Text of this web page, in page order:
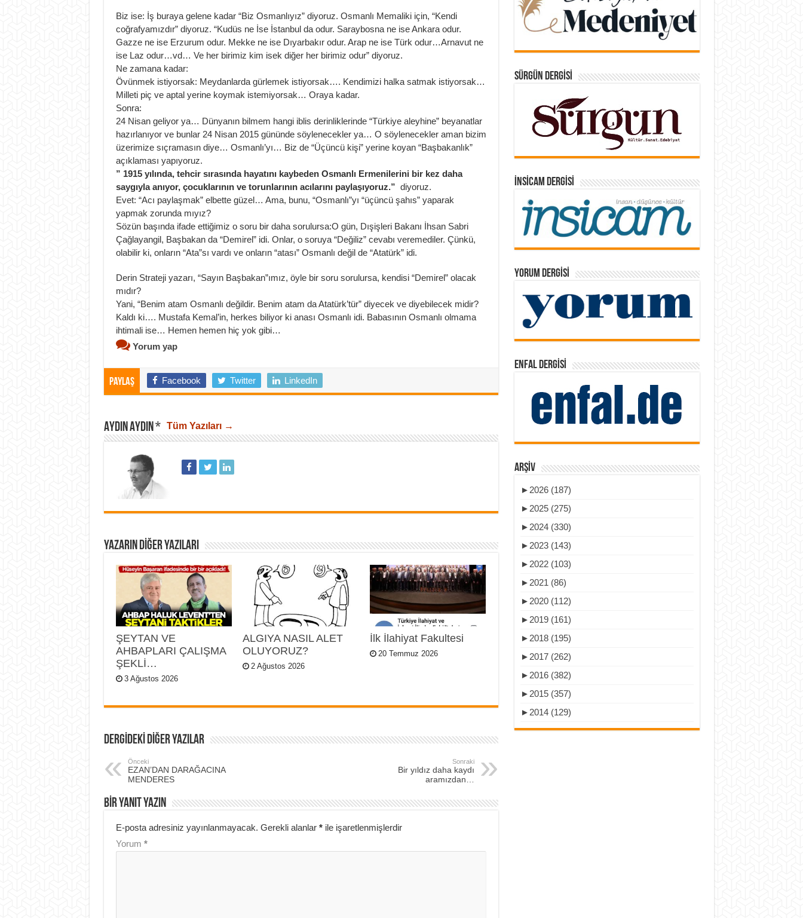
Biz ise: İş buraya gelene kadar “Biz Osmanlıyız” diyoruz. Osmanlı Memaliki için, “Kendi
coğrafyamızdır” diyoruz. “Kudüs ne İse İstanbul da odur. Saraybosna ne ise Ankara odur.
Gazze ne ise Erzurum odur. Mekke ne ise Dıyarbakır odur. Arap ne ise Türk odur…Arnavut ne
ise Laz odur…vd… Ve her birimiz kim isek diğer her birimiz odur” diyoruz.
Ne zamana kadar:
Övünmek istiyorsak: Meydanlarda gürlemek istiyorsak…. Kendimizi halka satmak istiyorsak…
Milleti piç ve aptal yerine koymak istemiyorsak… Oraya kadar.
Sonra:
24 Nisan geliyor ya… Dünyanın bilmem hangi iblis derinliklerinde “Türkiye aleyhine” beyanatlar
hazırlanıyor ve bunlar 24 Nisan 2015 gününde söylenecekler ya… O söylenecekler aman bizim
üzerimize sıçramasın diye… Osmanlı’yı… Biz de “Üçüncü kişi” yerine koyan “Başbakanlık”
açıklaması yapıyoruz.
” 1915 yılında, tehcir sırasında hayatını kaybeden Osmanlı Ermenilerini bir kez daha
saygıyla anıyor, çocuklarının ve torunlarının acılarını paylaşıyoruz.” diyoruz.
Evet: “Acı paylaşmak” elbette güzel… Ama, bunu, “Osmanlı”yı “üçüncü şahıs” yaparak
yapmak zorunda mıyız?
Sözün başında ifade ettiğimiz o soru bir daha sorulursa:O gün, Dışişleri Bakanı İhsan Sabri
Çağlayangil, Başbakan da “Demirel” idi. Onlar, o soruya “Değiliz” cevabı veremediler. Çünkü,
olabilir ki, onların “Ata”sı vardı ve onların “atası” Osmanlı değil de “Atatürk” idi.
Derin Strateji yazarı, “Sayın Başbakan”ımız, öyle bir soru sorulursa, kendisi “Demirel” olacak
mıdır?
Yani, “Benim atam Osmanlı değildir. Benim atam da Atatürk’tür” diyecek ve diyebilecek midir?
Kaldı ki…. Mustafa Kemal’in, herkes biliyor ki anası Osmanlı idi. Babasının Osmanlı olmama
ihtimali ise… Hemen hemen hiç yok gibi…
Yorum yap
Paylaş Facebook Twitter LinkedIn
AYDIN AYDIN * Tüm Yazıları →
YAZARIN DIĞER YAZILARI
ŞEYTAN VE
AHBAPLARI ÇALIŞMA
ŞEKLİ…
3 Ağustos 2026
ALGIYA NASIL ALET
OLUYORUZ?
2 Ağustos 2026
İlk İlahiyat Fakultesi
20 Temmuz 2026
DERGİDEKİ DİĞER YAZILAR
Önceki
EZAN’DAN DARAĞACINA
MENDERES
Sonraki
Bir yıldız daha kaydı
aramızdan…
BIR YANIT YAZIN
E-posta adresiniz yayınlanmayacak. Gerekli alanlar *ile işaretlenmişlerdir
Yorum *
SÜRGÜN DERGISI
İNSICAM DERGISI
YORUM DERGISI
ENFAL DERGISI
ARŞIV
► 2026 (187)
► 2025 (275)
► 2024 (330)
► 2023 (143)
► 2022 (103)
► 2021 (86)
► 2020 (112)
► 2019 (161)
► 2018 (195)
► 2017 (262)
► 2016 (382)
► 2015 (357)
► 2014 (129)